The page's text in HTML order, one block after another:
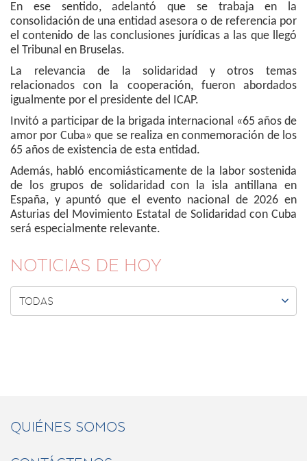
En ese sentido, adelantó que se trabaja en la
consolidación de una entidad asesora o de referencia por
el contenido de las conclusiones jurídicas a las que llegó
el Tribunal en Bruselas.
La relevancia de la solidaridad y otros temas
relacionados con la cooperación, fueron abordados
igualmente por el presidente del ICAP.
Invitó a participar de la brigada internacional «65 años de
amor por Cuba» que se realiza en conmemoración de los
65 años de existencia de esta entidad.
Además, habló encomiásticamente de la labor sostenida
de los grupos de solidaridad con la isla antillana en
España, y apuntó que el evento nacional de 2026 en
Asturias del Movimiento Estatal de Solidaridad con Cuba
será especialmente relevante.
NOTICIAS DE HOY
TODAS 
QUIÉNES SOMOS